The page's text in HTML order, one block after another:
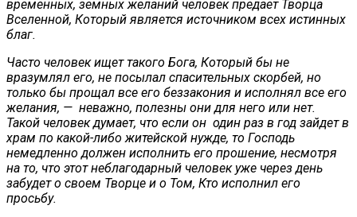
временных, земных желаний человек предает Творца
Вселенной, Который является источником всех истинных
благ.
Часто человек ищет такого Бога, Который бы не
вразумлял его, не посылал спасительных скорбей, но
только бы прощал все его беззакония и исполнял все его
желания, — неважно, полезны они для него или нет.
Такой человек думает, что если он один раз в год зайдет в
храм по какой-либо житейской нужде, то Господь
немедленно должен исполнить его прошение, несмотря
на то, что этот неблагодарный человек уже через день
забудет о своем Творце и о Том, Кто исполнил его
просьбу.